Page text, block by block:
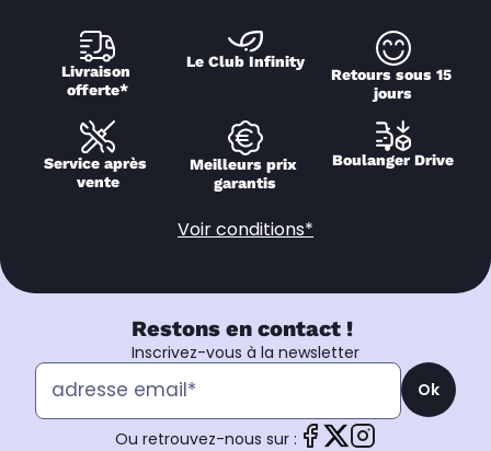
Livraison
offerte*
Le Club Infinity
Retours sous 15
jours
Service après
vente
Meilleurs prix
garantis
Boulanger Drive
Voir conditions*
Restons en contact !
Inscrivez-vous à la newsletter
Ok
Ou retrouvez-nous sur :